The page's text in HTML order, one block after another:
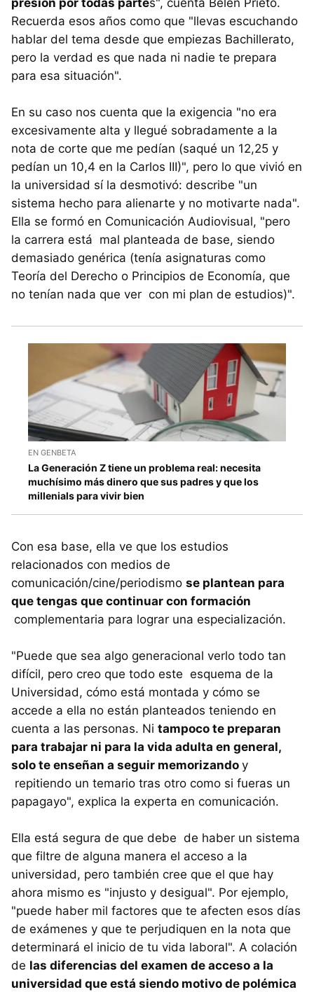
Recuerda esos años como que "llevas escuchando
hablar del tema desde que empiezas Bachillerato,
pero la verdad es que nada ni nadie te prepara
para esa situación".
En su caso nos cuenta que la exigencia "no era
excesivamente alta y llegué sobradamente a la
nota de corte que me pedían (saqué un 12,25 y
pedían un 10,4 en la Carlos III)", pero lo que vivió en
la universidad sí la desmotivó: describe "un
sistema hecho para alienarte y no motivarte nada".
Ella se formó en Comunicación Audiovisual, "pero
la carrera está mal planteada de base, siendo
demasiado genérica (tenía asignaturas como
Teoría del Derecho o Principios de Economía, que
no tenían nada que ver con mi plan de estudios)".
EN GENBETA
La Generación Z tiene un problema real: necesita
muchísimo más dinero que sus padres y que los
millenials para vivir bien
Con esa base, ella ve que los estudios
relacionados con medios de
comunicación/cine/periodismo se plantean para
que tengas que continuar con formación
complementaria para lograr una especialización.
"Puede que sea algo generacional verlo todo tan
difícil, pero creo que todo este esquema de la
Universidad, cómo está montada y cómo se
accede a ella no están planteados teniendo en
cuenta a las personas. Ni tampoco te preparan
para trabajar ni para la vida adulta en general,
solo te enseñan a seguir memorizando y
repitiendo un temario tras otro como si fueras un
papagayo", explica la experta en comunicación.
Ella está segura de que debe de haber un sistema
que filtre de alguna manera el acceso a la
universidad, pero también cree que el que hay
ahora mismo es "injusto y desigual". Por ejemplo,
"puede haber mil factores que te afecten esos días
de exámenes y que te perjudiquen en la nota que
determinará el inicio de tu vida laboral". A colación
de las diferencias del examen de acceso a la
universidad que está siendo motivo de polémica